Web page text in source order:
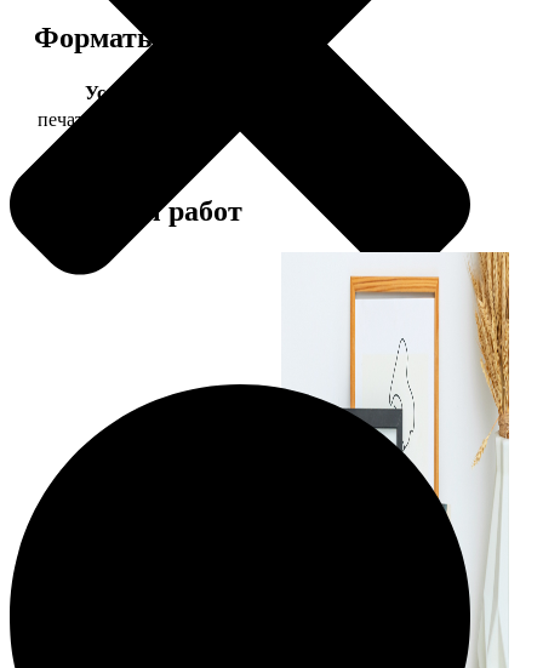
Форматы и цены
Услуга
печать фото 13х18
Примеры работ